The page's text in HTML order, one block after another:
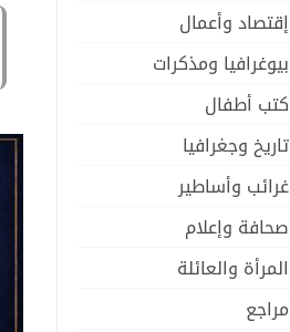
إقتصاد وأعمال
بيوغرافيا ومذكرات
كتب أطفال
تاريخ وجغرافيا
غرائب وأساطير
صحافة وإعلام
المرأة والعائلة
مراجع